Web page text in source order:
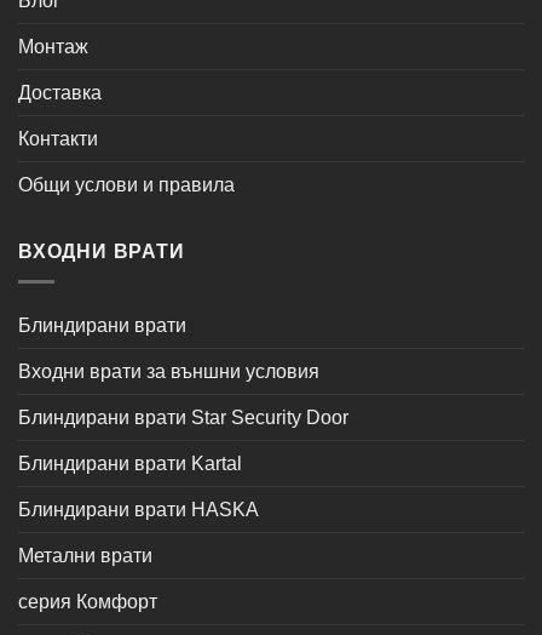
Монтаж
Доставка
Контакти
Общи услови и правила
ВХОДНИ ВРАТИ
Блиндирани врати
Входни врати за външни условия
Блиндирани врати Star Security Door
Блиндирани врати Kartal
Блиндирани врати HASKA
Метални врати
серия Комфорт